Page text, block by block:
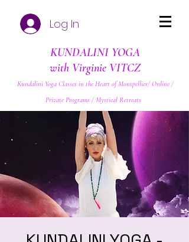
Log In
KUNDALINI YOGA
with Virginie VITCZ
Kundalini Yoga Classes in the Heart of Montpellier/ Online /
Private Programs / Mystical Retreats